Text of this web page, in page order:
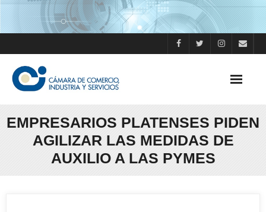
Skip
EMPRESARIOS PLATENSES PIDEN
AGILIZAR LAS MEDIDAS DE
AUXILIO A LAS PYMES